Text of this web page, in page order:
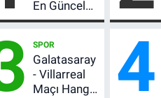
En Güncel
Altın
Gram Altın
İçin 6.350
TL Uyarısı,
Yıl Sonu
SPOR
Galatasaray
- Villarreal
Maçı Hangi
4